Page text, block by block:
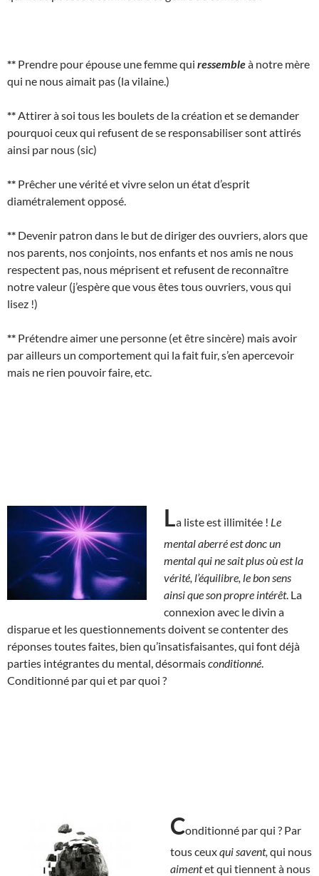
** Prendre pour épouse une femme qui ressembleà notre mère
qui ne nous aimait pas (la vilaine.)
** Attirer à soi tous les boulets de la création et se demander
pourquoi ceux qui refusent de se responsabiliser sont attirés
ainsi par nous (sic)
** Prêcher une vérité et vivre selon un état d’esprit
diamétralement opposé.
** Devenir patron dans le but de diriger des ouvriers, alors que
nos parents, nos conjoints, nos enfants et nos amis ne nous
respectent pas, nous méprisent et refusent de reconnaître
notre valeur (j’espère que vous êtes tous ouvriers, vous qui
lisez !)
** Prétendre aimer une personne (et être sincère) mais avoir
par ailleurs un comportement qui la fait fuir, s’en apercevoir
mais ne rien pouvoir faire, etc.
La liste est illimitée ! Le
mental aberré est donc un
mental qui ne sait plus où est la
vérité, l’équilibre, le bon sens
ainsi que son propre intérêt. La
connexion avec le divin a
disparue et les questionnements doivent se contenter des
réponses toutes faites, bien qu’insatisfaisantes, qui font déjà
parties intégrantes du mental, désormaisconditionné
Conditionné par qui et par quoi ?
Conditionné par qui ? Par
tous ceuxqui savent, qui nous
aimentet qui tiennent à nous